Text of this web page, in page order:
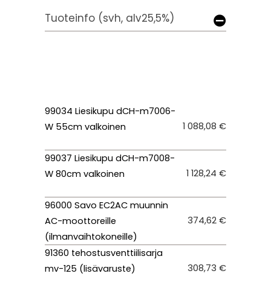
Tuoteinfo (svh, alv25,5%)
99034 Liesikupu dCH-m7006-
W 55cm valkoinen
1 088,08 €
99037 Liesikupu dCH-m7008-
W 80cm valkoinen
1 128,24 €
96000 Savo EC2AC muunnin
AC-moottoreille
(ilmanvaihtokoneille)
374,62 €
91360 tehostusventtiilisarja
mv-125 (lisävaruste)
308,73 €